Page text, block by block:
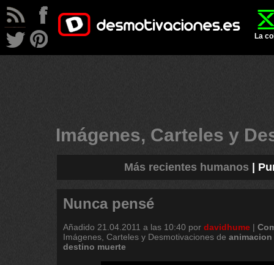
La
Imágenes, Carteles y
Más recientes humanos
Nunca pensé
Añadido 21.04.2011 a las 10:40 por davidhume |
Imágenes, Carteles y Desmotivaciones de animacion
destino muerte